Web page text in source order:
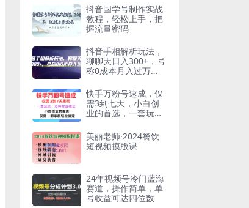
抖音国学号制作实战
教程，轻松上手，把
握流量密码
抖音手相解析玩法，
聊聊天日入300+，号
称0成本月入过万
快手万粉号速成，仅
需3到七天，小白创
业的首选，一套玩
【揭秘】
美丽老师·2024餐饮
短视频摸版课
24年视频号冷门蓝海
赛道，操作简单，单
号收益可达四位数